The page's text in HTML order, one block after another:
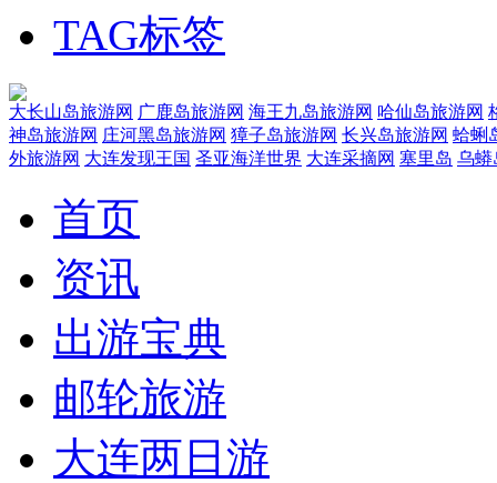
TAG标签
大长山岛旅游网 广鹿岛旅游网 海王九岛旅游网 哈仙岛旅游网
神岛旅游网 庄河黑岛旅游网 獐子岛旅游网 长兴岛旅游网 蛤蜊
外旅游网 大连发现王国 圣亚海洋世界 大连采摘网 塞里岛 乌蟒
首页
资讯
出游宝典
邮轮旅游
大连两日游